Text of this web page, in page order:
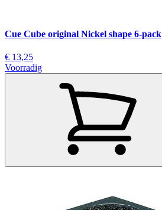
Cue Cube original Nickel shape 6-pack
€ 13,25
Voorradig